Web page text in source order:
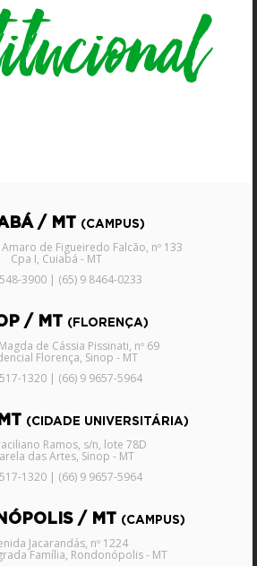
/ MT (CAMPUS)
Amaro de Figueiredo Falcão, nº 133
Cpa I, Cuiabá - MT
3900 | (65) 9 8464-0233
/ MT (FLORENÇA)
de Cássia Pissinati, nº 69
Florença, Sinop - MT
1320 | (66) 9 9657-5964
(CIDADE UNIVERSITÁRIA)
Ramos, s/n, lote 78D
das Artes, Sinop - MT
1320 | (66) 9 9657-5964
/ MT (CAMPUS)
Jacarandás, nº 1224
Família, Rondonópolis - MT